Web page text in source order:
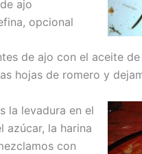
ajo
opcional
de ajo con el aceite
hojas de romero y
la levadura en el
azúcar, la harina
con